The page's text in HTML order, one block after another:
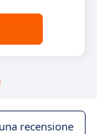
recensione